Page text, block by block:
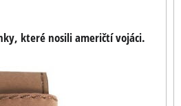
které nosili američtí vojáci.